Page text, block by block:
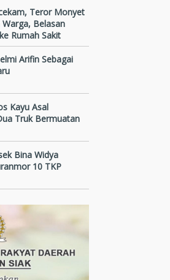
Teror Monyet
Belasan
Rumah Sakit
Arifin Sebagai
Kayu Asal
Truk Bermuatan
Bina Widya
10 TKP